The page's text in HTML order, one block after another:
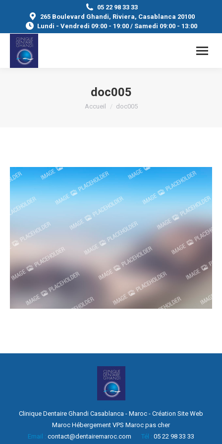
05 22 98 33 33
265 Boulevard Ghandi, Riviera, Casablanca 20100
Lundi - Vendredi 09:00 - 19:00 / Samedi 09:00 - 13:00
doc005
Vous êtes ici :
Accueil doc005
Clinique Dentaire Ghandi Casablanca - Maroc - Création Site Web
Maroc Hébergement VPS Maroc pas cher
Email : contact@dentairemaroc.com Tél : 05 22 98 33 33